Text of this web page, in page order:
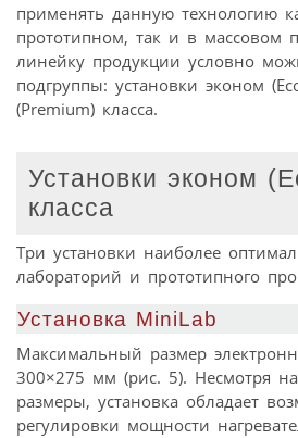
применять данную технологию
прототипном, так и в массовом
линейку продукции условно
подгруппы: установки эконом
(Premium) класса.
Установки эконом
класса
Три установки наиболее
лабораторий и прототипного
Установка MiniLab
Максимальный размер
300×275 мм (рис. 5). Несмотря
размеры, установка обладает
регулировки мощности